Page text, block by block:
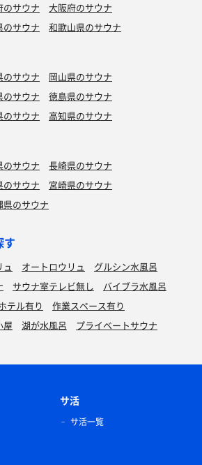
のサウナ
大阪府のサウナ
のサウナ 和歌山県のサウナ
のサウナ
岡山県のサウナ
のサウナ
徳島県のサウナ
のサウナ 高知県のサウナ
のサウナ
長崎県のサウナ
のサウナ
宮崎県のサウナ
県のサウナ
す
ュ オートロウリュ
グルシン水風呂
サウナ室テレビ無し
バイブラ水風呂
テル有り
作業スペース有り
屋 湖が水風呂 プライベートサウナ
サ活
サ活一覧